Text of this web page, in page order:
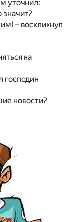
уточнил:
– воскликнул
на
господин
новости?